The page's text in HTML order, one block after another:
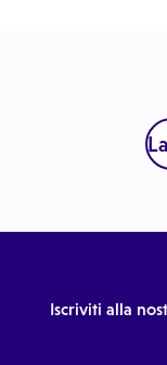
Iscriviti alla